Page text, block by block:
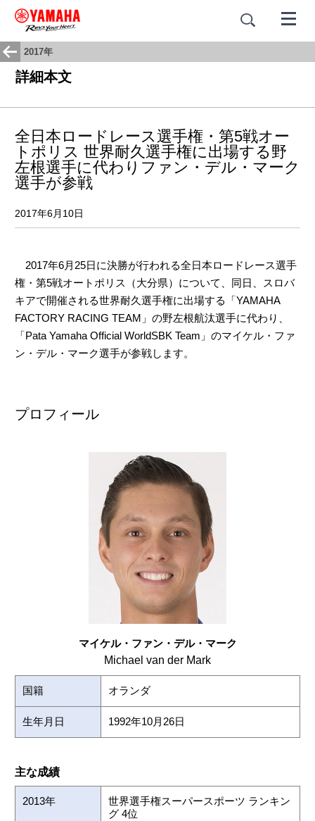
2017年
詳細本文
全日本ロードレース選手権・第5戦オー
トポリス 世界耐久選手権に出場する野
左根選手に代わりファン・デル・マーク
選手が参戦
2017年6月10日
2017年6月25日に決勝が行われる全日本ロードレース選手
権・第5戦オートポリス（大分県）について、同日、スロバ
キアで開催される世界耐久選手権に出場する「YAMAHA
FACTORY RACING TEAM」の野左根航汰選手に代わり、
「Pata Yamaha Official WorldSBK Team」のマイケル・ファ
ン・デル・マーク選手が参戦します。
プロフィール
マイケル・ファン・デル・マーク
Michael van der Mark
国籍 オランダ
生年月日 1992年10月26日
主な成績
2013年
世界選手権スーパースポーツ ランキン
グ 4位